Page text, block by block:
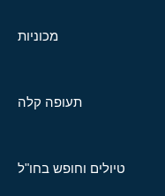
מכוניות
תעופה קלה
טיולים וחופש בחו"ל